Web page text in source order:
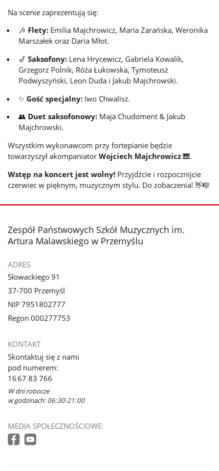
Na scenie zaprezentują się:
🎶 Flety: Emilia Majchrowicz, Maria Zarańska, Weronika
Marszałek oraz Daria Młot.
🎷Saksofony: Lena Hrycewicz, Gabriela Kowalik,
Grzegorz Polnik, Róża Łukowska, Tymoteusz
Podwyszyński, Leon Duda i Jakub Majchrowski.
✨Gość specjalny: Iwo Chwalisz.
👥 Duet saksofonowy: Maja Chudoment & Jakub
Majchrowski.
Wszystkim wykonawcom przy fortepianie będzie
towarzyszył akompaniatorWojciech Majchrowicz 🎹.
Wstęp na koncert jest wolny! Przyjdźcie i rozpocznijcie
czerwiec w pięknym, muzycznym stylu. Do zobaczenia! 👋🎼
stopka
Zespół Państwowych Szkół Muzycznych im.
Artura Malawskiego w Przemyślu
ADRES
Słowackiego 91
37-700 Przemyśl
NIP 7951802777
Regon 000277753
KONTAKT
Skontaktuj się z nami
pod numerem:
16 67 83 766
W dni robocze
w godzinach: 06:30-21:00
MEDIA SPOŁECZNOŚCIOWE: